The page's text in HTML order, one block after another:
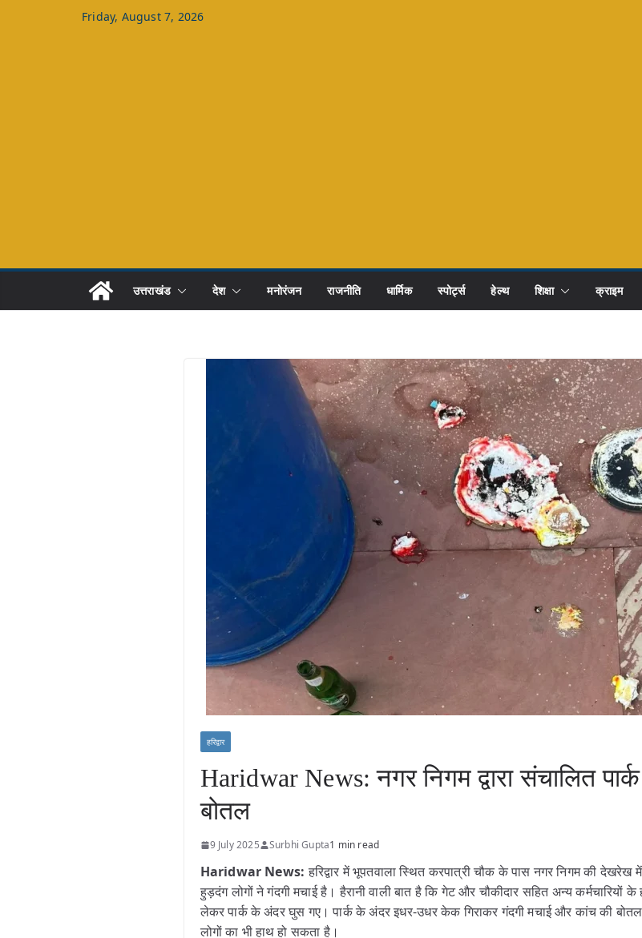
Friday, August 7, 2026
उत्तराखंड देश मनोरंजन राजनीति धार्मिक स्पोर्ट्स हेल्थ शिक्षा क्राइम
हरिद्वार
Haridwar News: नगर निगम द्वारा संचालित
बोतल
9 July 2025 Surbhi Gupta1 min read
Haridwar News: हरिद्वार में भूपतवाला स्थित करपात्री चौक के पास नगर निगम की देखरेख
हुड़दंग लोगों ने गंदगी मचाई है। हैरानी वाली बात है कि गेट और चौकीदार सहित अन्य
लेकर पार्क के अंदर घुस गए। पार्क के अंदर इधर-उधर केक गिराकर गंदगी मचाई और कांच की
लोगों का भी हाथ हो सकता है।